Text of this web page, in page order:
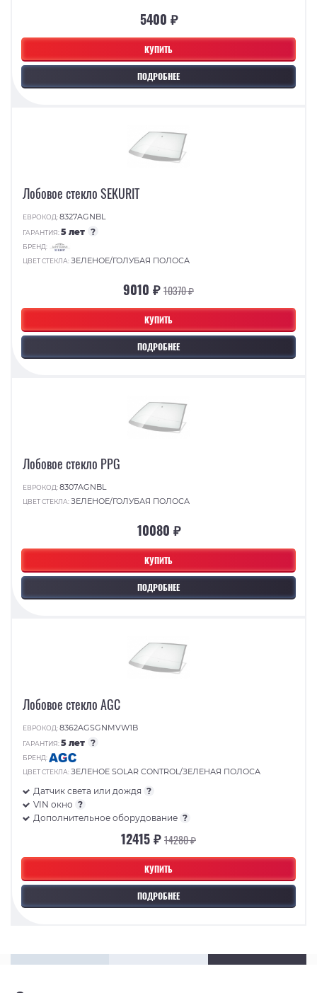
КУПИТЬ
ПОДРОБНЕЕ
5400 ₽
КУПИТЬ
ПОДРОБНЕЕ
Лобовое стекло SEKURIT
ЕВРОКОД:8327AGNBL
ГАРАНТИЯ:5 лет ?
БРЕНД:
ЦВЕТ СТЕКЛА:ЗЕЛЕНОЕ/ГОЛУБАЯ ПОЛОСА
9010 ₽10370 ₽
КУПИТЬ
ПОДРОБНЕЕ
Лобовое стекло PPG
ЕВРОКОД:8307AGNBL
ЦВЕТ СТЕКЛА:ЗЕЛЕНОЕ/ГОЛУБАЯ ПОЛОСА
10080 ₽
КУПИТЬ
ПОДРОБНЕЕ
Лобовое стекло AGC
ЕВРОКОД:8362AGSGNMVW1B
ГАРАНТИЯ:5 лет ?
БРЕНД:
ЦВЕТ СТЕКЛА:ЗЕЛЕНОЕ SOLAR CONTROL/ЗЕЛЕНАЯ ПОЛОСА
Датчик света или дождя ?
VIN окно ?
Дополнительное оборудование ?
12415 ₽14280 ₽